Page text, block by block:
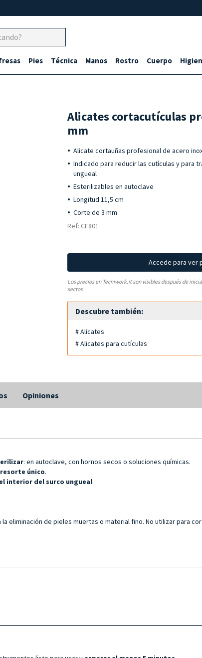
Pies Técnica Manos Rostro Cuerpo
Alicates cortacutículas
mm
Alicate cortauñas profesional de acero
Indicado para reducir las cutículas y para
ungueal
Esterilizables en autoclave
Longitud 11,5 cm
Corte de 3 mm
Ref: CF801
Accede para ver
Los precios en Tecniwork.it son visibles después de
sector.
Descubre también:
# Alicates
# Alicates para cutículas
Opiniones
: en autoclave, con hornos secos o soluciones químicas.
resorte único.
interior del surco ungueal.
eliminación de pieles muertas o material fino. No utilizar para